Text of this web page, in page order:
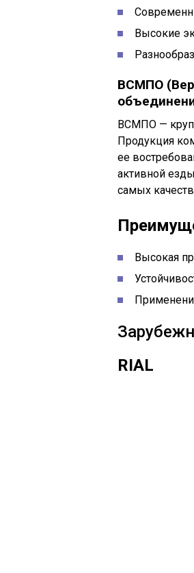
Высокие
ВСМПО
ВСМПО —
Продукция
ее
активной
самых
Высокая
RIAL